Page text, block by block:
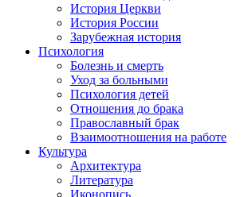
История Церкви
История России
Зарубежная история
Психология
Болезнь и смерть
Уход за больными
Психология детей
Отношения до брака
Православный брак
Взаимоотношения на работе
Культура
Архитектура
Литература
Иконопись